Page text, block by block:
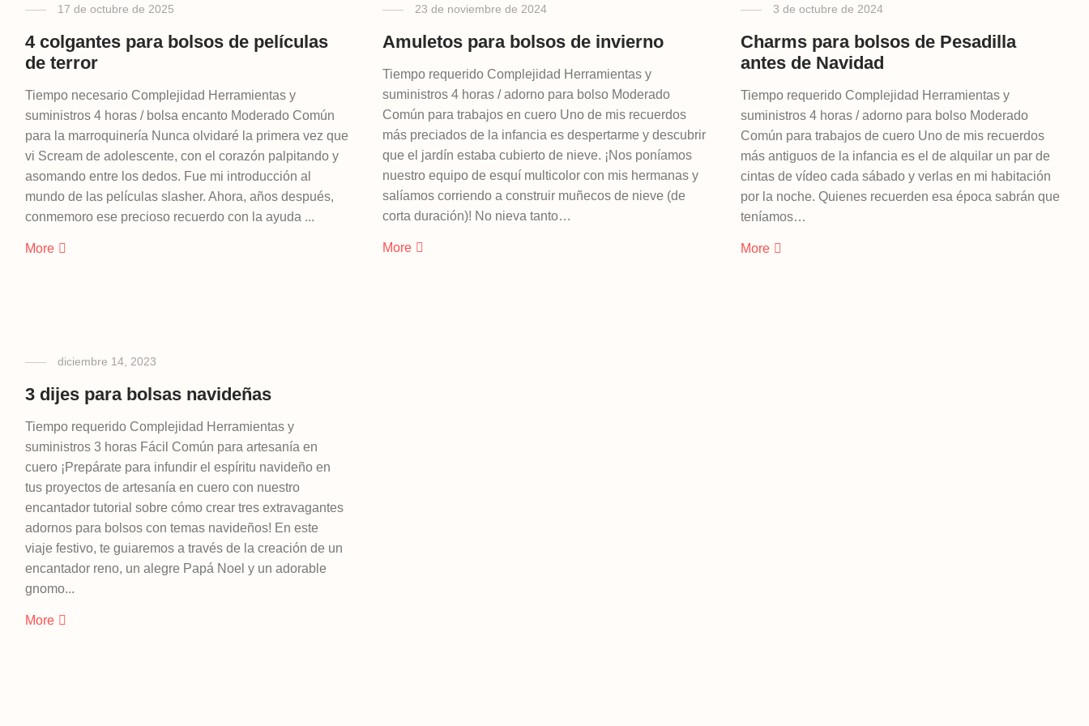
17 de octubre de 2025
4 colgantes para bolsos de películas
de terror
Tiempo necesario Complejidad Herramientas y
suministros 4 horas / bolsa encanto Moderado Común
para la marroquinería Nunca olvidaré la primera vez que
vi Scream de adolescente, con el corazón palpitando y
asomando entre los dedos. Fue mi introducción al
mundo de las películas slasher. Ahora, años después,
conmemoro ese precioso recuerdo con la ayuda ...
More
23 de noviembre de 2024
Amuletos para bolsos de invierno
Tiempo requerido Complejidad Herramientas y
suministros 4 horas / adorno para bolso Moderado
Común para trabajos en cuero Uno de mis recuerdos
más preciados de la infancia es despertarme y descubrir
que el jardín estaba cubierto de nieve. ¡Nos poníamos
nuestro equipo de esquí multicolor con mis hermanas y
salíamos corriendo a construir muñecos de nieve (de
corta duración)! No nieva tanto…
More
3 de octubre de 2024
Charms para bolsos de Pesadilla
antes de Navidad
Tiempo requerido Complejidad Herramientas y
suministros 4 horas / adorno para bolso Moderado
Común para trabajos de cuero Uno de mis recuerdos
más antiguos de la infancia es el de alquilar un par de
cintas de vídeo cada sábado y verlas en mi habitación
por la noche. Quienes recuerden esa época sabrán que
teníamos…
More
diciembre 14, 2023
3 dijes para bolsas navideñas
Tiempo requerido Complejidad Herramientas y
suministros 3 horas Fácil Común para artesanía en
cuero ¡Prepárate para infundir el espíritu navideño en
tus proyectos de artesanía en cuero con nuestro
encantador tutorial sobre cómo crear tres extravagantes
adornos para bolsos con temas navideños! En este
viaje festivo, te guiaremos a través de la creación de un
encantador reno, un alegre Papá Noel y un adorable
gnomo...
More